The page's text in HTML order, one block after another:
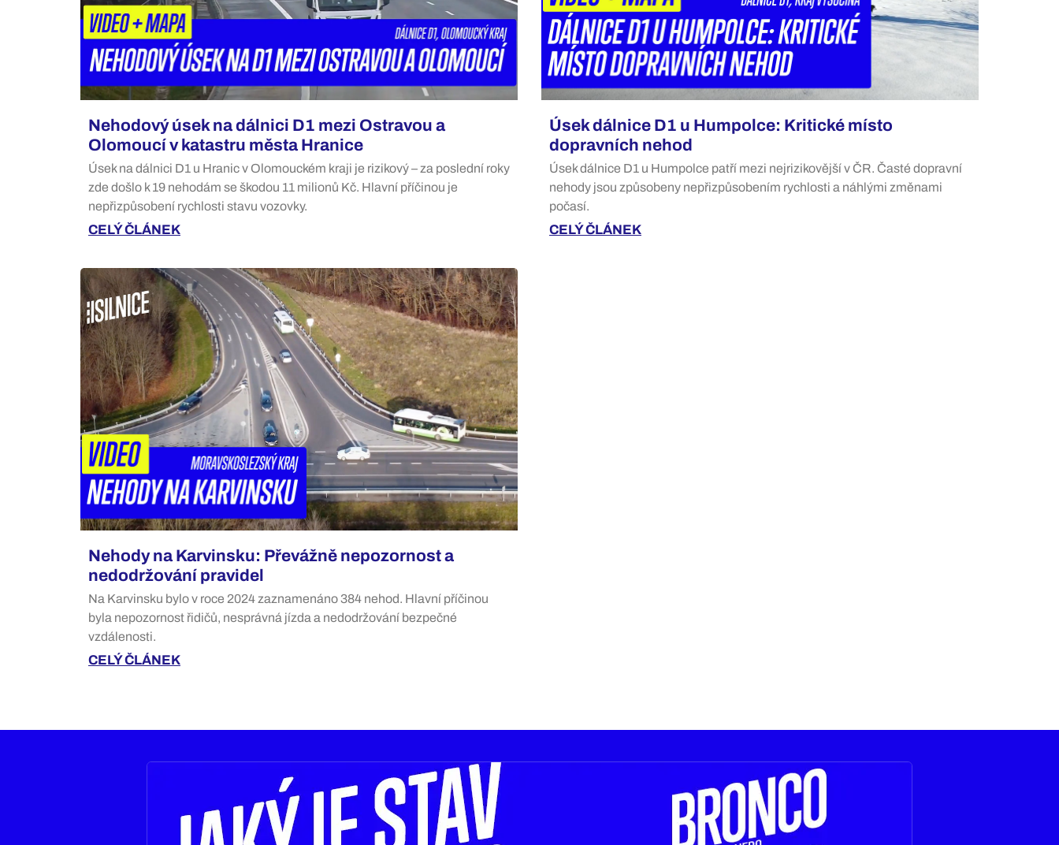
Nehodový úsek na dálnici D1 mezi Ostravou a
Olomoucí v katastru města Hranice
Úsek na dálnici D1 u Hranic v Olomouckém kraji je rizikový – za poslední roky
zde došlo k 19 nehodám se škodou 11 milionů Kč. Hlavní příčinou je
nepřizpůsobení rychlosti stavu vozovky.
CELÝ ČLÁNEK
Úsek dálnice D1 u Humpolce: Kritické místo
dopravních nehod
Úsek dálnice D1 u Humpolce patří mezi nejrizikovější v ČR. Časté dopravní
nehody jsou způsobeny nepřizpůsobením rychlosti a náhlými změnami
počasí.
CELÝ ČLÁNEK
Nehody na Karvinsku: Převážně nepozornost a
nedodržování pravidel
Na Karvinsku bylo v roce 2024 zaznamenáno 384 nehod. Hlavní příčinou
byla nepozornost řidičů, nesprávná jízda a nedodržování bezpečné
vzdálenosti.
CELÝ ČLÁNEK